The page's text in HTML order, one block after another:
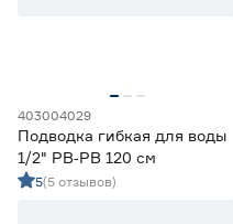
403004029
Подводка гибкая для воды
1/2" РВ‑РВ 120 см
5(5 отзывов)